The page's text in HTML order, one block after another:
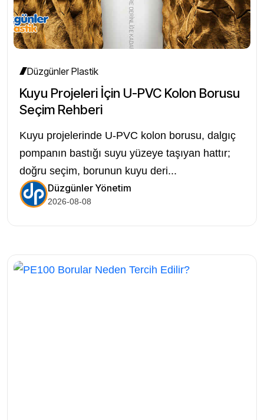
Düzgünler Plastik
Kuyu Projeleri İçin U-PVC Kolon Borusu
Seçim Rehberi
Kuyu projelerinde U-PVC kolon borusu, dalgıç
pompanın bastığı suyu yüzeye taşıyan hattır;
doğru seçim, borunun kuyu deri...
Düzgünler Yönetim
2026-08-08